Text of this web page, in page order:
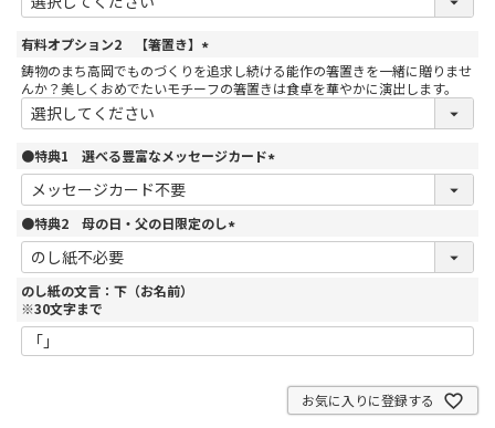
有料オプション2 【箸置き】
(
必
須
鋳物のまち高岡でものづくりを追求し続ける能作の箸置きを一緒に贈りませ
んか？美しくおめでたいモチーフの箸置きは食卓を華やかに演出します。
●特典1 選べる豊富なメッセージカード
(
●特典2 母の日・父の日限定のし
(
のし紙の文言：下（お名前）
※30文字まで
お気に入りに登録する